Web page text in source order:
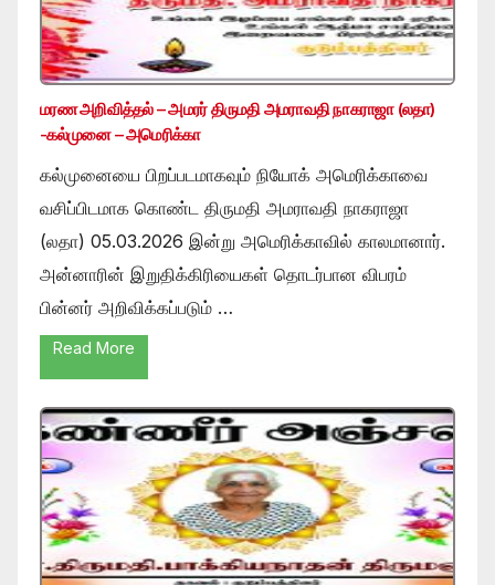
மரண அறிவித்தல் – அமரர் திருமதி அமராவதி நாகராஜா (லதா)
-கல்முனை – அமெரிக்கா
கல்முனையை பிறப்படமாகவும் நியோக் அமெரிக்காவை
வசிப்பிடமாக கொண்ட திருமதி அமராவதி நாகராஜா
(லதா) 05.03.2026 இன்று அமெரிக்காவில் காலமானார்.
அன்னாரின் இறுதிக்கிரியைகள் தொடர்பான விபரம்
பின்னர் அறிவிக்கப்படும் …
Read More